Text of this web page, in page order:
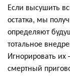
Если высушить
остатка, мы
определяют
тотальное
Игнорировать
смертный